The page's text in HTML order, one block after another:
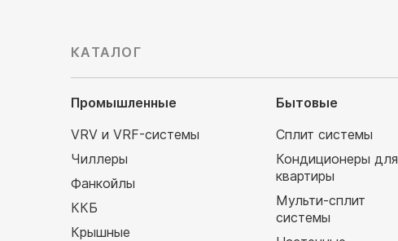
КАТАЛОГ
Промышленные
VRV и VRF-системы
Чиллеры
Фанкойлы
ККБ
Крышные
Бытовые
Сплит системы
Кондиционеры для
квартиры
Мульти-сплит
системы